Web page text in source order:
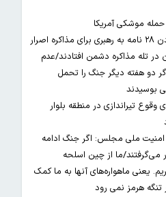
ابوترابی، نماینده مجلس: دولت با زدن ۲۸ نامه به رهبری برای مذاکره اصرار
در تله مذاکره دشمن افتادند/عدم
دو هفته دیگر جنگ را تحمل
بوسیدند
تیراندازی در منطقه بلوار
ملی مجلس: اگر جنگ ادامه
می‌گرفتند/ما از چین اسلحه
یعنی ماهواره‌های آنها به ما کمک
تنگه هرمز نمی رود